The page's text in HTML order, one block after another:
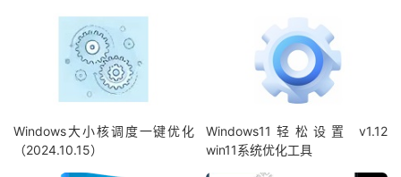
Windows大小核调度一键优化
（2024.10.15）
Windows11轻松设置 v1.12
win11系统优化工具